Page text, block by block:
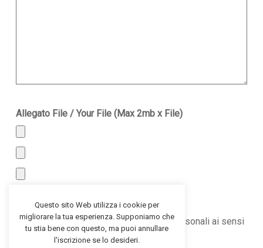
Allegato File / Your File (Max 2mb x File)
Accetto Termini e Condizioni*
*Autorizzo il trattamento dei miei dati personali ai sensi
del D.Lgs. n. 196 del 30 giugno 2003
Questo sito Web utilizza i cookie per
migliorare la tua esperienza. Supponiamo che
tu stia bene con questo, ma puoi annullare
l'iscrizione se lo desideri.